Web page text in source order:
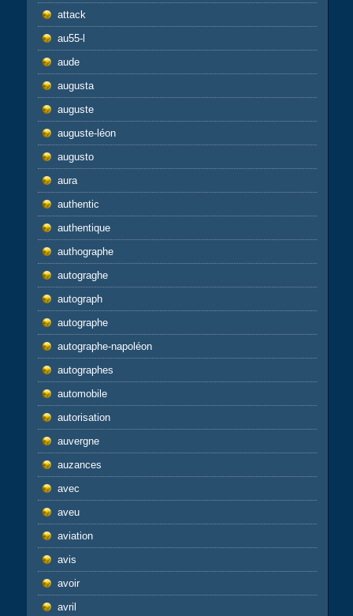
attack
au55-l
aude
augusta
auguste
auguste-léon
augusto
aura
authentic
authentique
authographe
autograghe
autograph
autographe
autographe-napoléon
autographes
automobile
autorisation
auvergne
auzances
avec
aveu
aviation
avis
avoir
avril